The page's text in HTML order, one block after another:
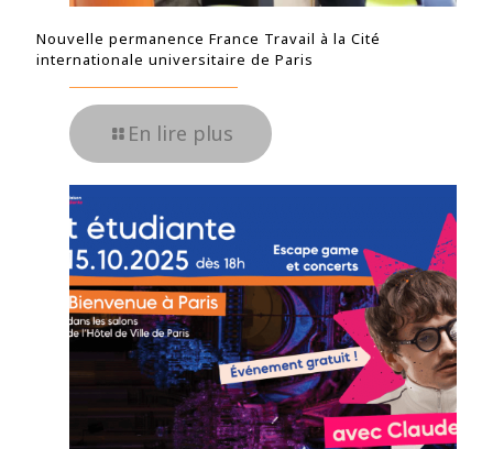
Nouvelle permanence France Travail à la Cité
internationale universitaire de Paris
En lire plus